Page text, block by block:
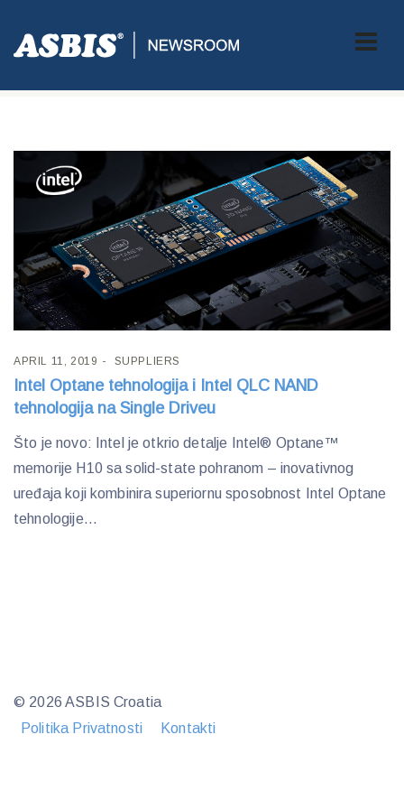
Tag:Memorija
APRIL 11, 2019 SUPPLIERS
Intel Optane tehnologija i Intel QLC NAND
tehnologija na Single Driveu
Što je novo: Intel je otkrio detalje Intel® Optane™
memorije H10 sa solid-state pohranom – inovativnog
uređaja koji kombinira superiornu sposobnost Intel Optane
tehnologije...
© 2026 ASBIS Croatia
Politika Privatnosti
Kontakti